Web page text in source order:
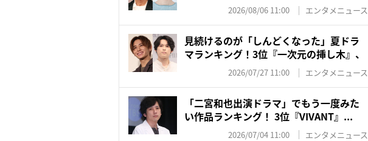
2026/08/06 11:00 エンタメニュース
見続けるのが「しんどくなった」夏ドラ
マランキング！3位『一次元の挿し木』、
2026/07/27 11:00 エンタメニュース
「二宮和也出演ドラマ」でもう一度みた
い作品ランキング！ 3位『VIVANT』...
2026/07/04 11:00 エンタメニュース